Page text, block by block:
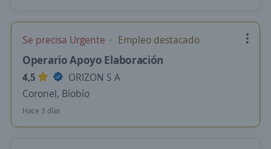
Se precisa Urgente Empleo destacado
Operario Apoyo Elaboración
4,5
ORIZON S A
Coronel, Bíobío
Hace 3 días